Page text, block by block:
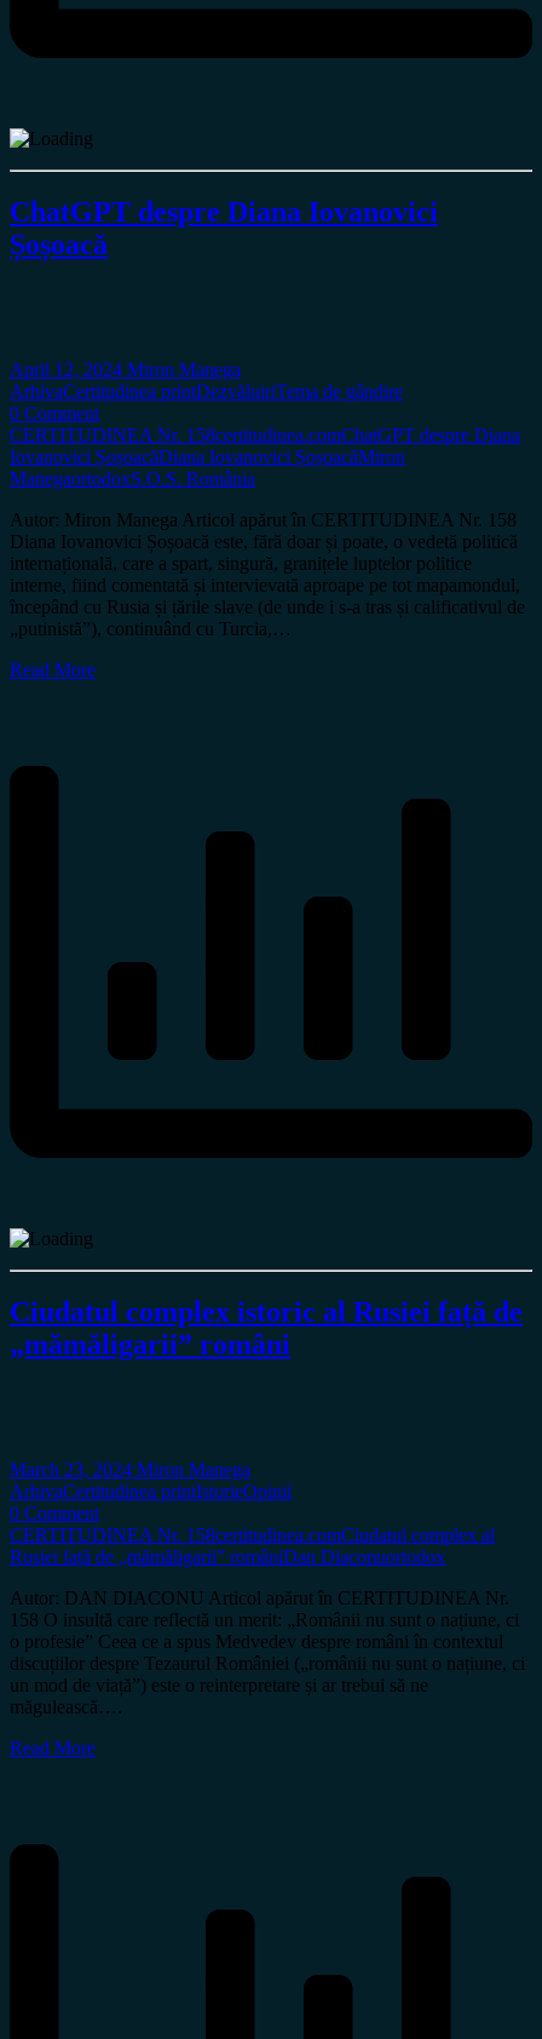
ChatGPT despre Diana Iovanovici
Șoșoacă
April 12, 2024 Miron Manega
ArhivaCertitudinea printDezvăluiriTema de gândire
0 Comment
CERTITUDINEA Nr. 158certitudinea.comChatGPT despre Diana
Iovanovici ȘoșoacăDiana Iovanovici ȘoșoacăMiron
ManegaortodoxS.O.S. România
Autor: Miron Manega Articol apărut în CERTITUDINEA Nr. 158
Diana Iovanovici Șoșoacă este, fără doar și poate, o vedetă politică
internațională, care a spart, singură, granițele luptelor politice
interne, fiind comentată și intervievată aproape pe tot mapamondul,
începând cu Rusia și țările slave (de unde i s-a tras și calificativul de
„putinistă”), continuând cu Turcia,…
Read More
Ciudatul complex istoric al Rusiei față de
„mămăligarii” români
March 23, 2024 Miron Manega
ArhivaCertitudinea printIstorieOpinii
0 Comment
CERTITUDINEA Nr. 158certitudinea.comCiudatul complex al
Rusiei față de „mămăligarii” româniDan Diaconuortodox
Autor: DAN DIACONU Articol apărut în CERTITUDINEA Nr.
158 O insultă care reflectă un merit: „Românii nu sunt o națiune, ci
o profesie” Ceea ce a spus Medvedev despre români în contextul
discuțiilor despre Tezaurul României („românii nu sunt o națiune, ci
un mod de viață”) este o reinterpretare și ar trebui să ne
măgulească….
Read More